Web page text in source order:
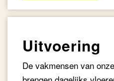
Uitvoering
De vakmensen van